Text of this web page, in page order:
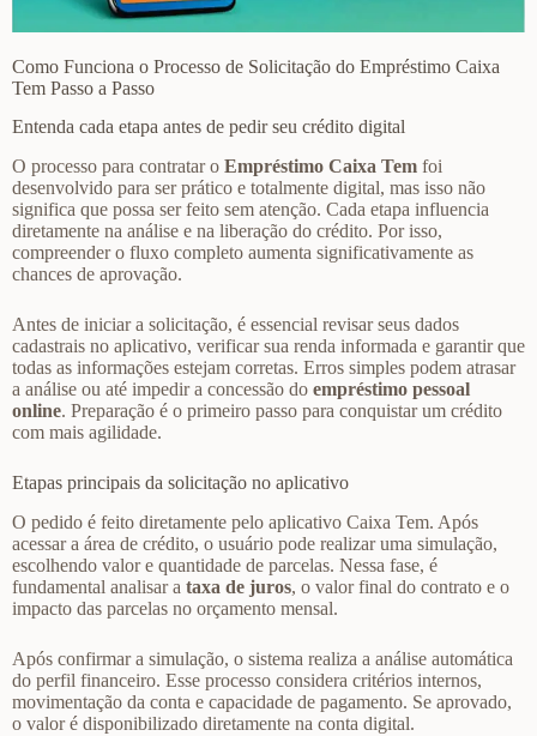
Como Funciona o Processo de Solicitação do Empréstimo Caixa
Tem Passo a Passo
Entenda cada etapa antes de pedir seu crédito digital
O processo para contratar o Empréstimo Caixa Tem foi
desenvolvido para ser prático e totalmente digital, mas isso não
significa que possa ser feito sem atenção. Cada etapa influencia
diretamente na análise e na liberação do crédito. Por isso,
compreender o fluxo completo aumenta significativamente as
chances de aprovação.
Antes de iniciar a solicitação, é essencial revisar seus dados
cadastrais no aplicativo, verificar sua renda informada e garantir que
todas as informações estejam corretas. Erros simples podem atrasar
a análise ou até impedir a concessão do empréstimo pessoal
online. Preparação é o primeiro passo para conquistar um crédito
com mais agilidade.
Etapas principais da solicitação no aplicativo
O pedido é feito diretamente pelo aplicativo Caixa Tem. Após
acessar a área de crédito, o usuário pode realizar uma simulação,
escolhendo valor e quantidade de parcelas. Nessa fase, é
fundamental analisar a taxa de juros, o valor final do contrato e o
impacto das parcelas no orçamento mensal.
Após confirmar a simulação, o sistema realiza a análise automática
do perfil financeiro. Esse processo considera critérios internos,
movimentação da conta e capacidade de pagamento. Se aprovado,
o valor é disponibilizado diretamente na conta digital.